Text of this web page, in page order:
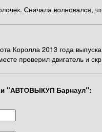
Сначала волновался,
Королла 2013 года
проверил двигатель и
"АВТОВЫКУП Барнаул":